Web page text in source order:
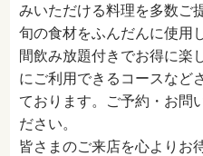
みいただける料理を多数ご
旬の食材をふんだんに使用
間飲み放題付きでお得に楽
にご利用できるコースなど
ております。ご予約・お問
ださい。
皆さまのご来店を心よりお